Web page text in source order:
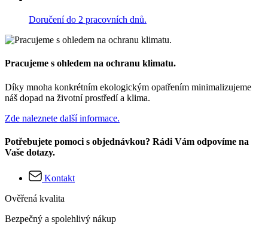
Doručení do 2 pracovních dnů.
Pracujeme s ohledem na ochranu klimatu.
Díky mnoha konkrétním ekologickým opatřením minimalizujeme
náš dopad na životní prostředí a klima.
Zde naleznete další informace.
Potřebujete pomoci s objednávkou? Rádi Vám odpovíme na
Vaše dotazy.
Kontakt
Ověřená kvalita
Bezpečný a spolehlivý nákup